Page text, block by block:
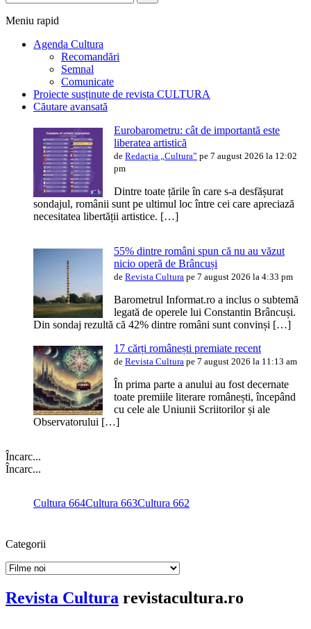
Meniu rapid
Agenda Cultura
Recomandări
Semnal
Comunicate
Proiecte susținute de revista CULTURA
Căutare avansată
Eurobarometru: cât de importantă este
liberatea artistică
de Redacția „Cultura” pe 7 august 2026 la 12:02
pm
Dintre toate țările în care s-a desfășurat
sondajul, românii sunt pe ultimul loc între cei care apreciază
necesitatea libertății artistice. […]
55% dintre români spun că nu au văzut
nicio operă de Brâncuși
de Revista Cultura pe 7 august 2026 la 4:33 pm
Barometrul Informat.ro a inclus o subtemă
legată de operele lui Constantin Brâncuși.
Din sondaj rezultă că 42% dintre români sunt convinși […]
17 cărți românești premiate recent
de Revista Cultura pe 7 august 2026 la 11:13 am
În prima parte a anului au fost decernate
toate premiile literare românești, începând
cu cele ale Uniunii Scriitorilor și ale
Observatorului […]
Încarc...
Încarc...
Cultura 664Cultura 663Cultura 662
Categorii
Categorii
Revista Cultura revistacultura.ro